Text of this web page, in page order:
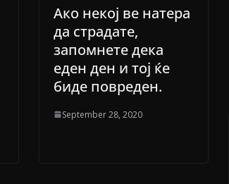
Ако некој ве натера
да страдате,
запомнете дека
еден ден и тој ќе
биде повреден.
September 28, 2020